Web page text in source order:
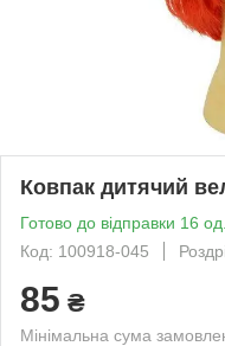
Ковпак дитячий
Готово до відправки 16 од.
Код: 100918-045
85 ₴
Мінімальна сума